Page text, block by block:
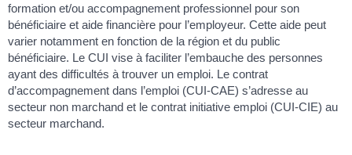
formation et/ou accompagnement professionnel pour son
bénéficiaire et aide financière pour l’employeur. Cette aide peut
varier notamment en fonction de la région et du public
bénéficiaire. Le CUI vise à faciliter l’embauche des personnes
ayant des difficultés à trouver un emploi. Le contrat
d’accompagnement dans l’emploi (CUI-CAE) s’adresse au
secteur non marchand et le contrat initiative emploi (CUI-CIE) au
secteur marchand.